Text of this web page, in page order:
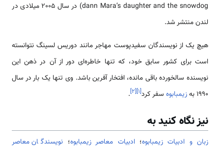
dann Mara’s daughter and the snowdog) در سال 2005 میلادی در
لندن منتشر شد.
هیچ یک از نویسندگان سفیدپوست مهاجر مانند دوریس لسینگ نتوانسته
است برای کشور سابق خود، که تنها خاطره‌ای دور از آن در ذهن این
نویسنده سالخورده باقی مانده، افتخار آفرین باشد. وی تنها یک بار در سال
1990 به
زیمبابوه سفر کرد[۱]
[۲]
.
نیز نگاه کنید به
زبان و ادبیات زیمبابوه؛ادبیات معاصر زیمبابوه؛ نویسندگان معاصر